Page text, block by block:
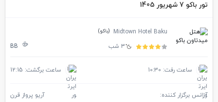
تور باکو 7 شهریور 1405
Midtown Hotel Baku (باکو)
3 شب BB
ساعت رفت: 10:30 ساعت برگشت: 12:15
آژانس برگزار کننده: آریو پرواز قرن